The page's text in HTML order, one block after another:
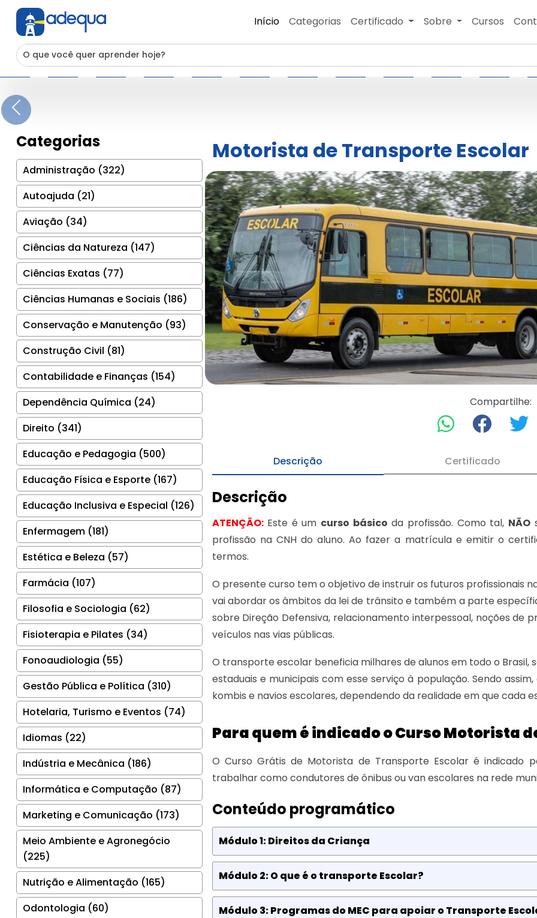
Início Categorias Certificado Sobre Cursos
Previous
Categorias
Administração (322)
Autoajuda (21)
Aviação (34)
Ciências da Natureza (147)
Ciências Exatas (77)
Ciências Humanas e Sociais (186)
Conservação e Manutenção (93)
Construção Civil (81)
Contabilidade e Finanças (154)
Dependência Química (24)
Direito (341)
Educação e Pedagogia (500)
Educação Física e Esporte (167)
Educação Inclusiva e Especial (126)
Enfermagem (181)
Estética e Beleza (57)
Farmácia (107)
Filosofia e Sociologia (62)
Fisioterapia e Pilates (34)
Fonoaudiologia (55)
Gestão Pública e Política (310)
Hotelaria, Turismo e Eventos (74)
Idiomas (22)
Indústria e Mecânica (186)
Informática e Computação (87)
Marketing e Comunicação (173)
Meio Ambiente e Agronegócio
(225)
Nutrição e Alimentação (165)
Odontologia (60)
Motorista de Transporte Escolar
Compartilhe:
Descrição Certificado
Descrição
ATENÇÃO: Este é um curso básico da profissão. Como tal, NÃO
profissão na CNH do aluno. Ao fazer a matrícula e emitir o
termos.
O presente curso tem o objetivo de instruir os futuros profissionais
vai abordar os âmbitos da lei de trânsito e também a parte
sobre Direção Defensiva, relacionamento interpessoal, noções de
veículos nas vias públicas.
O transporte escolar beneficia milhares de alunos em todo o
estaduais e municipais com esse serviço à população. Sendo
kombis e navios escolares, dependendo da realidade em que cada
Para quem é indicado o Curso Motorista
O Curso Grátis de Motorista de Transporte Escolar é indicado
trabalhar como condutores de ônibus ou van escolares na rede
Conteúdo programático
Módulo 1: Direitos da Criança
Módulo 2: O que é o transporte Escolar?
Módulo 3: Programas do MEC para apoiar o Transporte